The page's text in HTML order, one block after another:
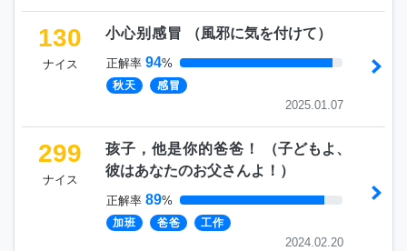
130
ナイス
小心别感冒 （風邪に気を付けて）
正解率 94%
秋天 感冒
2025.01.07
299
ナイス
孩子，他是你的爸爸！ （子どもよ、
彼はあなたのお父さんよ！ ）
正解率 89%
加班 爸爸 工作
2024.02.20